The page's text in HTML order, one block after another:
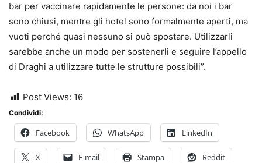
bar per vaccinare rapidamente le persone: da noi i bar
sono chiusi, mentre gli hotel sono formalmente aperti, ma
vuoti perché quasi nessuno si può spostare. Utilizzarli
sarebbe anche un modo per sostenerli e seguire l’appello
di Draghi a utilizzare tutte le strutture possibili”.
Post Views: 16
Condividi:
Facebook WhatsApp LinkedIn
X E-mail Stampa Reddit